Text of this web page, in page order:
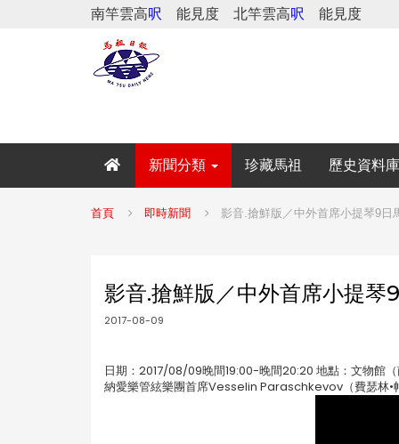
南竿雲高呎 能見度 北竿雲高呎 能見度
新聞分類 珍藏馬祖 歷史資料庫
首頁 即時新聞 影音.搶鮮版／中外首席小提琴9
影音.搶鮮版／中外首席小提
2017-08-09
日期：2017/08/09晚間19:00-晚間20:20 地點：文物館
納愛樂管絃樂團首席Vesselin Paraschkevov（費瑟林•